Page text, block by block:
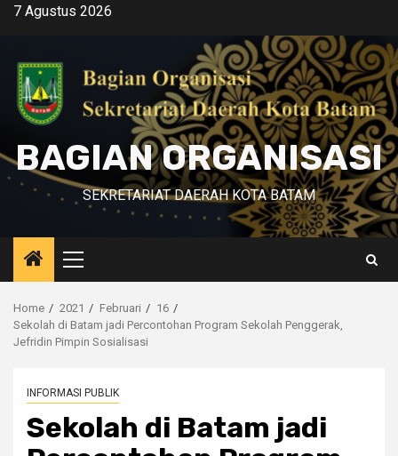
Skip7 Agustus 2026
BAGIAN ORGANISASI
SEKRETARIAT DAERAH KOTA BATAM
Primary
Menu
Home 2021 Februari
16
Sekolah di Batam jadi Percontohan Program Sekolah Penggerak,
Jefridin Pimpin Sosialisasi
INFORMASI PUBLIK
Sekolah di Batam jadi